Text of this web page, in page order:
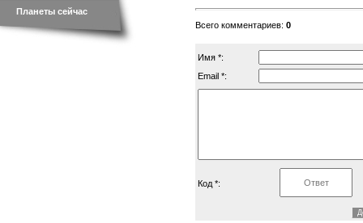
Планеты сейчас
Всего комментариев: 0
Имя *:
Email *:
Код *: